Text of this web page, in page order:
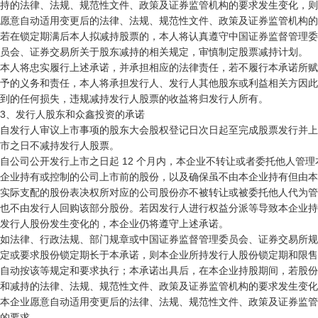
持的法律、法规、规范性文件、政策及证券监管机构的要求发生变化，
愿意自动适用变更后的法律、法规、规范性文件、政策及证券监管机构
若在锁定期满后本人拟减持股票的，本人将认真遵守中国证券监督管理委
员会、证券交易所关于股东减持的相关规定，审慎制定股票减持计划。
本人将忠实履行上述承诺，并承担相应的法律责任，若不履行本承诺所赋
予的义务和责任，本人将承担发行人、发行人其他股东或利益相关方因
到的任何损失，违规减持发行人股票的收益将归发行人所有。
3、发行人股东和众鑫投资的承诺
自发行人审议上市事项的股东大会股权登记日次日起至完成股票发行并上
市之日不减持发行人股票。
自公司公开发行上市之日起 12 个月内，本企业不转让或者委托他人管理
企业持有或控制的公司上市前的股份，以及确保虽不由本企业持有但由
实际支配的股份表决权所对应的公司股份亦不被转让或被委托他人代为
也不由发行人回购该部分股份。若因发行人进行权益分派等导致本企业
发行人股份发生变化的，本企业仍将遵守上述承诺。
如法律、行政法规、部门规章或中国证券监督管理委员会、证券交易所规
定或要求股份锁定期长于本承诺，则本企业所持发行人股份锁定期和限
自动按该等规定和要求执行；本承诺出具后，在本企业持股期间，若股
和减持的法律、法规、规范性文件、政策及证券监管机构的要求发生变
本企业愿意自动适用变更后的法律、法规、规范性文件、政策及证券监